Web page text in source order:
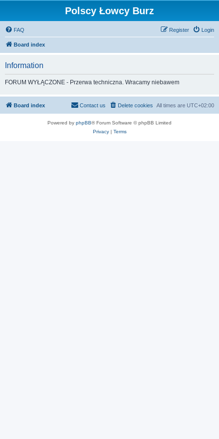
Polscy Łowcy Burz
FAQ Login
Register
Board index
Information
FORUM WYŁĄCZONE - Przerwa techniczna. Wracamy niebawem
Board index All times are UTC+02:00
Delete cookies
Contact us
Powered by phpBB® Forum Software © phpBB Limited
Privacy| Terms